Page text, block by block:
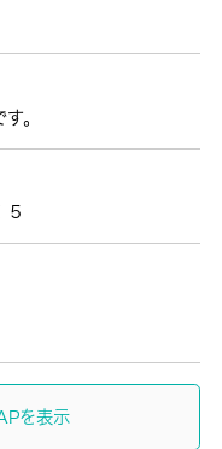
。
５
を表示